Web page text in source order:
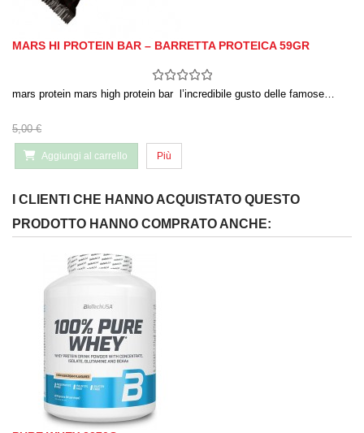
MARS HI PROTEIN BAR – BARRETTA PROTEICA 59GR
mars protein mars high protein bar l’incredibile gusto delle famose…
5,00 €
Aggiungi al carrello Più
I CLIENTI CHE HANNO ACQUISTATO QUESTO
PRODOTTO HANNO COMPRATO ANCHE: